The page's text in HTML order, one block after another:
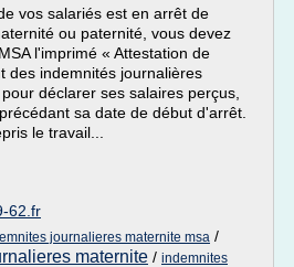
vos salariés est en arrêt de
ou paternité, vous devez
l'imprimé « Attestation de
des indemnités journalières
déclarer ses salaires perçus,
sa date de début d'arrêt.
le travail...
62.fr
journalieres maternite msa /
maternite / indemnites